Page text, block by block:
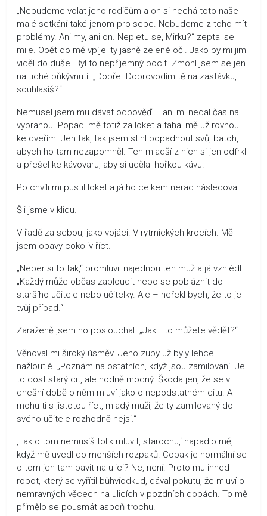
„Nebudeme volat jeho rodičům a on si nechá toto naše
malé setkání také jenom pro sebe. Nebudeme z toho mít
problémy. Ani my, ani on. Nepletu se, Mirku?“ zeptal se
mile. Opět do mě vpíjel ty jasně zelené oči. Jako by mi jimi
viděl do duše. Byl to nepříjemný pocit. Zmohl jsem se jen
na tiché přikývnutí. „Dobře. Doprovodím tě na zastávku,
souhlasíš?“
Nemusel jsem mu dávat odpověď – ani mi nedal čas na
vybranou. Popadl mě totiž za loket a tahal mě už rovnou
ke dveřím. Jen tak, tak jsem stihl popadnout svůj batoh,
abych ho tam nezapomněl. Ten mladší z nich si jen odfrkl
a přešel ke kávovaru, aby si udělal hořkou kávu.
Po chvíli mi pustil loket a já ho celkem nerad následoval.
Šli jsme v klidu.
V řadě za sebou, jako vojáci. V rytmických krocích. Měl
jsem obavy cokoliv říct.
„Neber si to tak,“ promluvil najednou ten muž a já vzhlédl.
„Každý může občas zabloudit nebo se pobláznit do
staršího učitele nebo učitelky. Ale – neřekl bych, že to je
tvůj případ.“
Zaraženě jsem ho poslouchal. „Jak… to můžete vědět?“
Věnoval mi široký úsměv. Jeho zuby už byly lehce
nažloutlé. „Poznám na ostatních, když jsou zamilovaní. Je
to dost starý cit, ale hodně mocný. Škoda jen, že se v
dnešní době o něm mluví jako o nepodstatném citu. A
mohu ti s jistotou říct, mladý muži, že ty zamilovaný do
svého učitele rozhodně nejsi.“
‚Tak o tom nemusíš tolik mluvit, starochu,‘ napadlo mě,
když mě uvedl do menších rozpaků. Copak je normální se
o tom jen tam bavit na ulici? Ne, není. Proto mu ihned
robot, který se vyřítil bůhvíodkud, dával pokutu, že mluví o
nemravných věcech na ulicích v pozdních dobách. To mě
přimělo se pousmát aspoň trochu.